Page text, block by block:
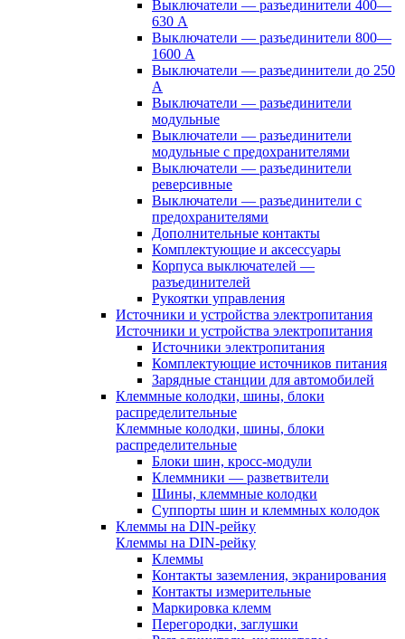
Выключатели — разъединители 400—
630 А
Выключатели — разъединители 800—
1600 А
Выключатели — разъединители до 250
А
Выключатели — разъединители
модульные
Выключатели — разъединители
модульные с предохранителями
Выключатели — разъединители
реверсивные
Выключатели — разъединители с
предохранителями
Дополнительные контакты
Комплектующие и аксессуары
Корпуса выключателей —
разъединителей
Рукоятки управления
Источники и устройства электропитания
Источники и устройства электропитания
Источники электропитания
Комплектующие источников питания
Зарядные станции для автомобилей
Клеммные колодки, шины, блоки
распределительные
Клеммные колодки, шины, блоки
распределительные
Блоки шин, кросс-модули
Клеммники — разветвители
Шины, клеммные колодки
Суппорты шин и клеммных колодок
Клеммы на DIN-рейку
Клеммы на DIN-рейку
Клеммы
Контакты заземления, экранирования
Контакты измерительные
Маркировка клемм
Перегородки, заглушки